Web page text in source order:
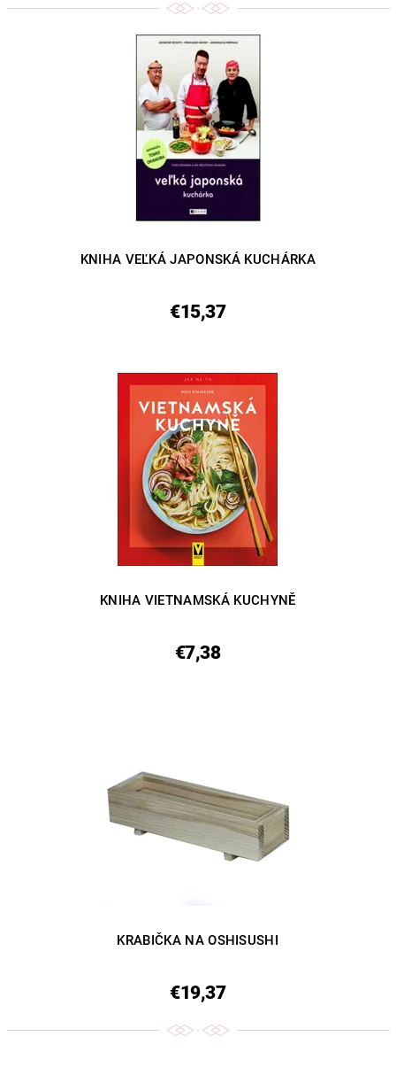
KNIHA VEĽKÁ JAPONSKÁ KUCHÁRKA
€15,37
KNIHA VIETNAMSKÁ KUCHYNĚ
€7,38
KRABIČKA NA OSHISUSHI
€19,37